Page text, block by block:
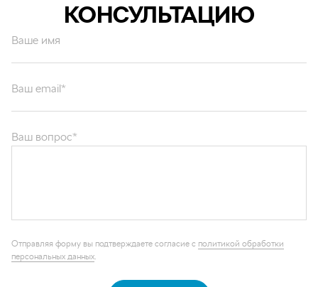
КОНСУЛЬТАЦИЮ
Ваше имя
персональных данных
Каталог запчастей